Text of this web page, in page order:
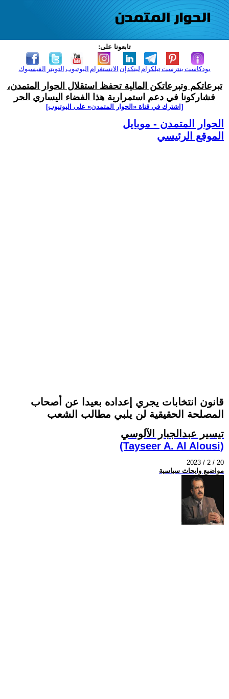
تابعونا على:
الفيسبوك التويتر اليوتيوب الانستغرام لينكدإن تيلكرامبنترست بودكاست
تبرعاتكم وتبرعاتكن المالية تحفظ استقلال الحوار المتمدن،
فشاركونا في دعم استمرارية هذا الفضاء اليساري الحر
[اشترك في قناة ‫«الحوار المتمدن» على اليوتيوب]
الحوار المتمدن - موبايل
الموقع الرئيسي
قانون انتخابات يجري إعداده بعيدا عن أصحاب
المصلحة الحقيقية لن يلبي مطالب الشعب
تيسير عبدالجبار الآلوسي
(Tayseer A. Al Alousi)
2023 / 2 / 20
مواضيع وابحاث سياسية